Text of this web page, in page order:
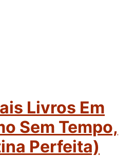
Livros Em
Sem Tempo,
Perfeita)